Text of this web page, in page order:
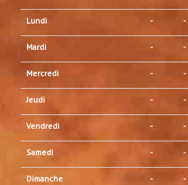
Lundi - -
Mardi - -
Mercredi - -
Jeudi - -
Vendredi - -
Samedi - -
Dimanche - -